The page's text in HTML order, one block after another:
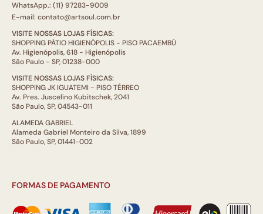
WhatsApp.: (11) 97283-9009
E-mail: contato@artsoul.com.br
VISITE NOSSAS LOJAS FÍSICAS:
SHOPPING PÁTIO HIGIENÓPOLIS - PISO PACAEMBÚ
Av. Higienópolis, 618 - Higienópolis
São Paulo - SP, 01238-000
VISITE NOSSAS LOJAS FÍSICAS:
SHOPPING JK IGUATEMI - PISO TÉRREO
Av. Pres. Juscelino Kubitschek, 2041
São Paulo, SP, 04543-011
ALAMEDA GABRIEL
Alameda Gabriel Monteiro da Silva, 1899
São Paulo, SP, 01441-002
FORMAS DE PAGAMENTO